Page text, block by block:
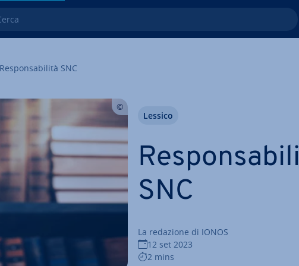
Re­spon­sa­bi­li­tà SNC
SNC
La redazione di IONOS
12 set 2023
2 mins
Lessico